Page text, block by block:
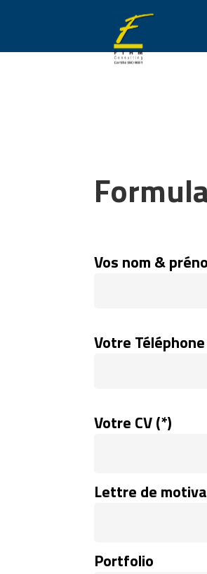
Vos nom &
Votre
Votre CV (*)
Lettre de
Portfolio